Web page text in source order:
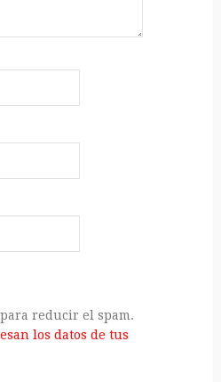
reducir el spam.
los datos de tus